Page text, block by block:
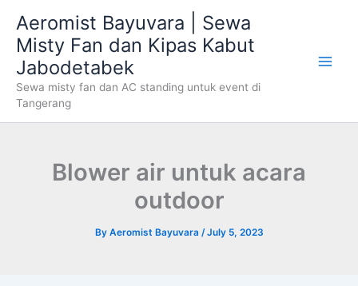
content
Aeromist Bayuvara | Sewa
Misty Fan dan Kipas Kabut
Jabodetabek
Sewa misty fan dan AC standing untuk event di
Tangerang
Blower air untuk acara
outdoor
By Aeromist Bayuvara /July 5, 2023